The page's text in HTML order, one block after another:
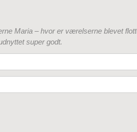
Maria – hvor er værelserne blevet
super godt.